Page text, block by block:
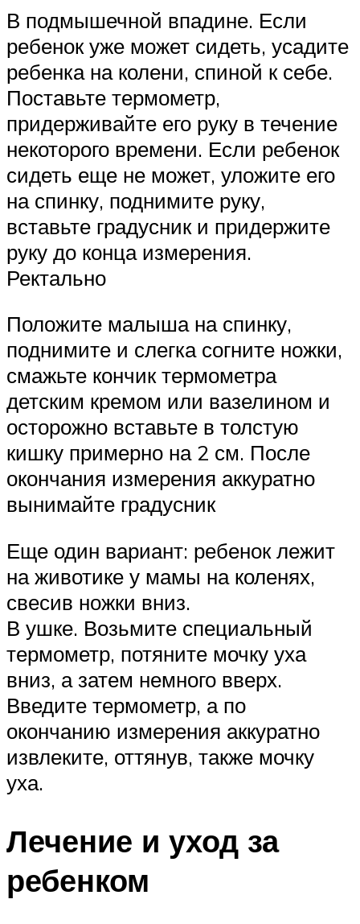
В подмышечной впадине. Если
ребенок уже может сидеть, усадите
ребенка на колени, спиной к себе.
Поставьте термометр,
придерживайте его руку в течение
некоторого времени. Если ребенок
сидеть еще не может, уложите его
на спинку, поднимите руку,
вставьте градусник и придержите
руку до конца измерения.
Ректально
Положите малыша на спинку,
поднимите и слегка согните ножки,
смажьте кончик термометра
детским кремом или вазелином и
осторожно вставьте в толстую
кишку примерно на 2 см. После
окончания измерения аккуратно
вынимайте градусник
Еще один вариант: ребенок лежит
на животике у мамы на коленях,
свесив ножки вниз.
В ушке. Возьмите специальный
термометр, потяните мочку уха
вниз, а затем немного вверх.
Введите термометр, а по
окончанию измерения аккуратно
извлеките, оттянув, также мочку
уха.
Лечение и уход за
ребенком